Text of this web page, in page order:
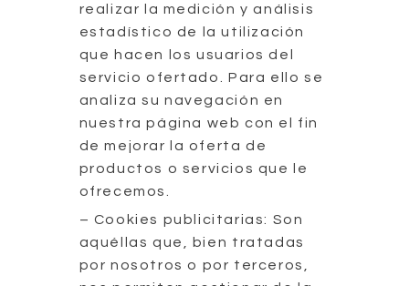
realizar la medición y análisis
estadístico de la utilización
que hacen los usuarios del
servicio ofertado. Para ello se
analiza su navegación en
nuestra página web con el fin
de mejorar la oferta de
productos o servicios que le
ofrecemos.
– Cookies publicitarias: Son
aquéllas que, bien tratadas
por nosotros o por terceros,